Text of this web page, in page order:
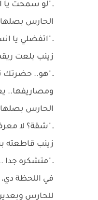
ـ "لو سمحت يا
الحارس بصلها
ـ "اتفضلي يا
زينب بلعت
ـ "هو.. حضرتك
ومصاريفها..
الحارس
ـ "شقة؟ لا
زينب قاطعته
ـ "متشكره جدا
في اللحظة دي،
للحارس